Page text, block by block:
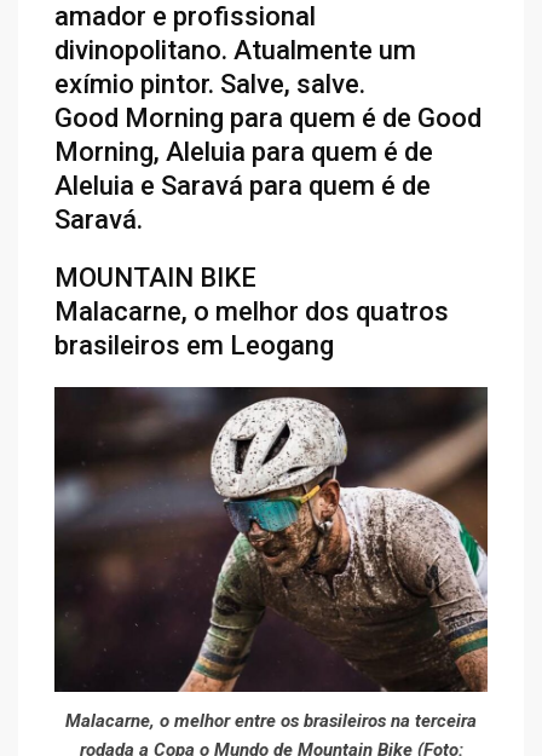
amador e profissional
divinopolitano. Atualmente um
exímio pintor. Salve, salve.
Good Morning para quem é de Good
Morning, Aleluia para quem é de
Aleluia e Saravá para quem é de
Saravá.
MOUNTAIN BIKE
Malacarne, o melhor dos quatros
brasileiros em Leogang
Malacarne, o melhor entre os brasileiros na terceira
rodada a Copa o Mundo de Mountain Bike (Foto: